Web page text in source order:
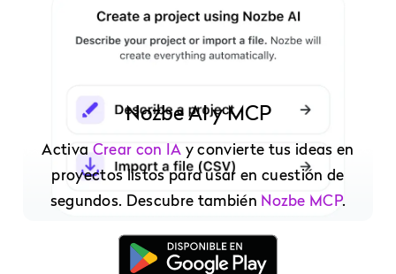
Nozbe AI y MCP
Activa Crear con IA y convierte tus ideas en
proyectos listos para usar en cuestión de
segundos. Descubre también Nozbe MCP.